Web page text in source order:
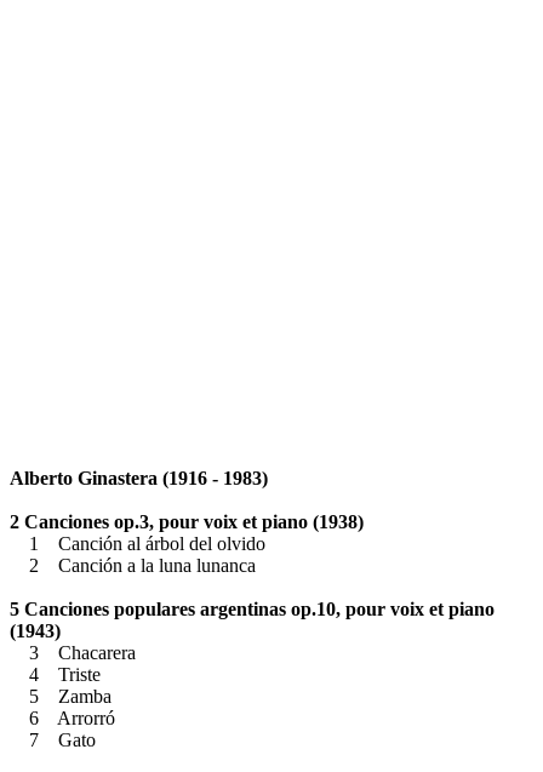
Alberto Ginastera (1916 - 1983)
2 Canciones op.3, pour voix et piano (1938)
1 Canción al árbol del olvido
2 Canción a la luna lunanca
5 Canciones populares argentinas op.10, pour voix et piano
(1943)
3 Chacarera
4 Triste
5 Zamba
6 Arrorró
7 Gato